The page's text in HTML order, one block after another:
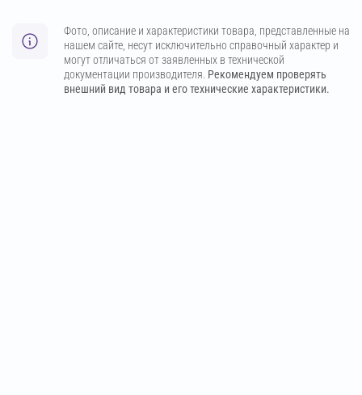
Фото, описание и характеристики товара, представленные на
нашем сайте, несут исключительно справочный характер и
могут отличаться от заявленных в технической
документации производителя. Рекомендуем проверять
внешний вид товара и его технические характеристики.